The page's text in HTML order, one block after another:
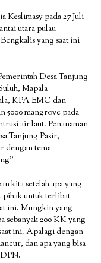
Keslimasy pada 27 Juli
utara pulau
yang saat ini
Desa Tanjung
Mapala
KPA EMC dan
5000 mangrove pada
air laut. Penanaman
Tanjung Pasir,
dengan tema
kita setelah apa yang
pihak untuk terlibat
ini. Mungkin yang
sebanyak 200 KK yang
ini. Apalagi dengan
dan apa yang bisa